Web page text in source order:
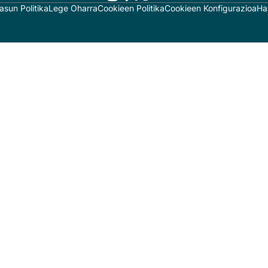
PolitikaLege OharraCookieen PolitikaCookieen Konfigurazioa